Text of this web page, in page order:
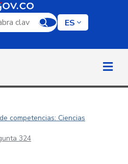
por palabra clave
ES
competencias: Ciencias
324